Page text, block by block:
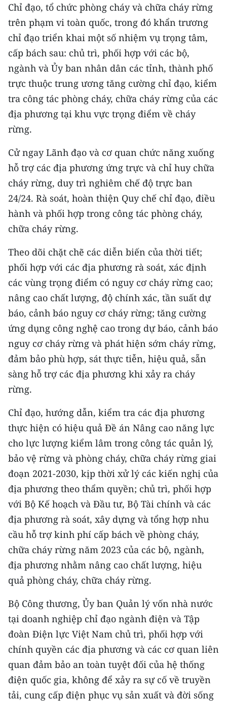
Chỉ đạo, tổ chức phòng cháy và chữa cháy rừng
trên phạm vi toàn quốc, trong đó khẩn trương
chỉ đạo triển khai một số nhiệm vụ trọng tâm,
cấp bách sau: chủ trì, phối hợp với các bộ,
ngành và Ủy ban nhân dân các tỉnh, thành phố
trực thuộc trung ương tăng cường chỉ đạo, kiểm
tra công tác phòng cháy, chữa cháy rừng của các
địa phương tại khu vực trọng điểm về cháy
rừng.
Cử ngay Lãnh đạo và cơ quan chức năng xuống
hỗ trợ các địa phương ứng trực và chỉ huy chữa
cháy rừng, duy trì nghiêm chế độ trực ban
24/24. Rà soát, hoàn thiện Quy chế chỉ đạo, điều
hành và phối hợp trong công tác phòng cháy,
chữa cháy rừng.
Theo dõi chặt chẽ các diễn biến của thời tiết;
phối hợp với các địa phương rà soát, xác định
các vùng trọng điểm có nguy cơ cháy rừng cao;
nâng cao chất lượng, độ chính xác, tần suất dự
báo, cảnh báo nguy cơ cháy rừng; tăng cường
ứng dụng công nghệ cao trong dự báo, cảnh báo
nguy cơ cháy rừng và phát hiện sớm cháy rừng,
đảm bảo phù hợp, sát thực tiễn, hiệu quả, sẵn
sàng hỗ trợ các địa phương khi xảy ra cháy
rừng.
Chỉ đạo, hướng dẫn, kiểm tra các địa phương
thực hiện có hiệu quả Đề án Nâng cao năng lực
cho lực lượng kiểm lâm trong công tác quản lý,
bảo vệ rừng và phòng cháy, chữa cháy rừng giai
đoạn 2021-2030, kịp thời xử lý các kiến nghị của
địa phương theo thẩm quyền; chủ trì, phối hợp
với Bộ Kế hoạch và Đầu tư, Bộ Tài chính và các
địa phương rà soát, xây dựng và tổng hợp nhu
cầu hỗ trợ kinh phí cấp bách về phòng cháy,
chữa cháy rừng năm 2023 của các bộ, ngành,
địa phương nhằm nâng cao chất lượng, hiệu
quả phòng cháy, chữa cháy rừng.
Bộ Công thương, Ủy ban Quản lý vốn nhà nước
tại doanh nghiệp chỉ đạo ngành điện và Tập
đoàn Điện lực Việt Nam chủ trì, phối hợp với
chính quyền các địa phương và các cơ quan liên
quan đảm bảo an toàn tuyệt đối của hệ thống
điện quốc gia, không để xảy ra sự cố về truyền
tải, cung cấp điện phục vụ sản xuất và đời sống